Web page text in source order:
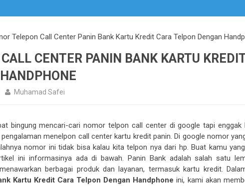
Telepon Call Center Panin Bank Kartu Kredit Cara Telpon Dengan
CENTER PANIN BANK KARTU
Muhamad Safei
bingung mencari-cari nomor telpon call center di google tapi enggak
menelpon call center kartu kredit panin. Di google nomor
nomor ini tidak bisa kalau kita telpon nya dari hp. Buat kamu
ini informasinya ada di bawah. Panin Bank adalah salah satu
berbagai produk dan layanan, termasuk kartu kredit.
Kartu Kredit Cara Telpon Dengan Handphone ini, kami akan